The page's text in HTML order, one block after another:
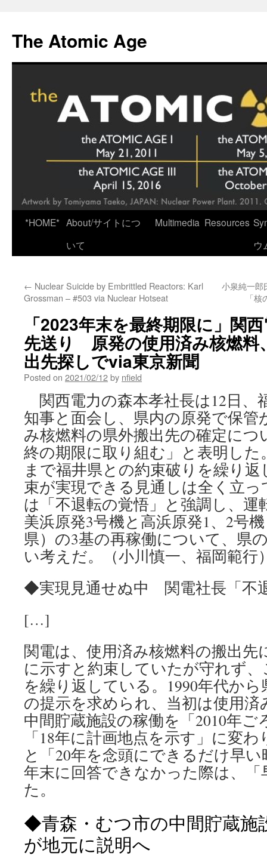
content
The Atomic Age
*HOME* About/サイトにつ
いて
Multimedia Resources
ウ
← Nuclear Suicide by Embrittled Reactors: Karl
Grossman – #503 via Nuclear Hotseat
小泉純一
「
「2023年末を最終期限に」関
先送り 原発の使用済み核燃料
出先探しでvia東京新聞
Posted on 2021/02/12by nfield
関西電力の森本孝社長は12日、
知事と面会し、県内の原発で保管
み核燃料の県外搬出先の確定につ
終の期限に取り組む」と表明し
まで福井県との約束破りを繰り
束が実現できる見通しは全く立
は「不退転の覚悟」と強調し、運
美浜原発3号機と高浜原発1、2号
県）の3基の再稼働について、県
い考えだ。（小川慎一、福岡範行
◆実現見通せぬ中 関電社長「不
[…]
関電は、使用済み核燃料の搬出先
に示すと約束していたが守れず
を繰り返している。1990年代か
の提示を求められ、当初は使用
中間貯蔵施設の稼働を「2010年
「18年に計画地点を示す」に変
と「20年を念頭にできるだけ早
年末に回答できなかった際は、
た。
◆青森・むつ市の中間貯蔵
が地元に説明へ